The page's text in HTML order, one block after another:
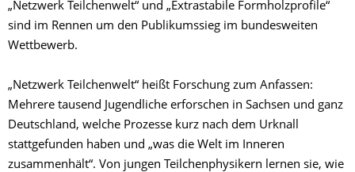
„Netzwerk Teilchenwelt“ und „Extrastabile Formholzprofile“
sind im Rennen um den Publikumssieg im bundesweiten
Wettbewerb.
„Netzwerk Teilchenwelt“ heißt Forschung zum Anfassen:
Mehrere tausend Jugendliche erforschen in Sachsen und ganz
Deutschland, welche Prozesse kurz nach dem Urknall
stattgefunden haben und „was die Welt im Inneren
zusammenhält“. Von jungen Teilchenphysikern lernen sie, wie